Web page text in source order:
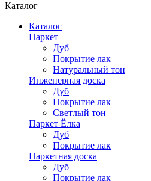
Каталог
Каталог
Паркет
Дуб
Покрытие лак
Натуральный тон
Инженерная доска
Дуб
Покрытие лак
Светлый тон
Паркет Ёлка
Дуб
Покрытие лак
Паркетная доска
Дуб
Покрытие лак